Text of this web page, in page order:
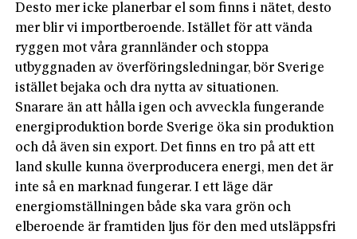
Desto mer icke planerbar el som finns i nätet, desto
mer blir vi importberoende. Istället för att vända
ryggen mot våra grannländer och stoppa
utbyggnaden av överföringsledningar, bör Sverige
istället bejaka och dra nytta av situationen.
Snarare än att hålla igen och avveckla fungerande
energiproduktion borde Sverige öka sin produktion
och då även sin export. Det finns en tro på att ett
land skulle kunna överproducera energi, men det är
inte så en marknad fungerar. I ett läge där
energiomställningen både ska vara grön och
elberoende är framtiden ljus för den med utsläppsfri